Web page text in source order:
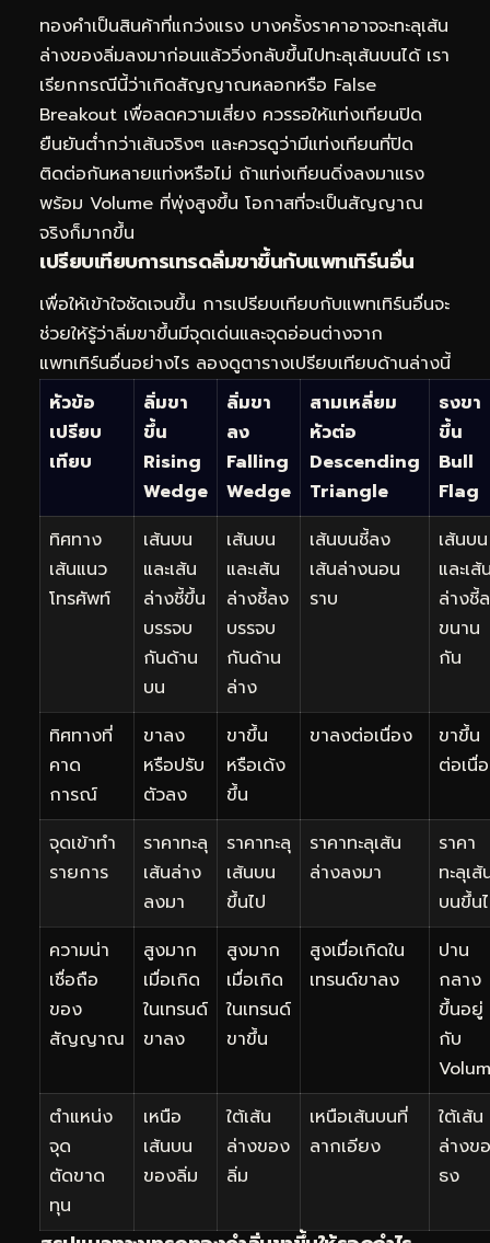
ทองคำเป็นสินค้าที่แกว่งแรง บางครั้งราคาอาจจะทะลุเส้น
ล่างของลิ่มลงมาก่อนแล้ววิ่งกลับขึ้นไปทะลุเส้นบนได้ เรา
เรียกกรณีนี้ว่าเกิดสัญญาณหลอกหรือ False
Breakout เพื่อลดความเสี่ยง ควรรอให้แท่งเทียนปิด
ยืนยันต่ำกว่าเส้นจริงๆ และควรดูว่ามีแท่งเทียนที่ปิด
ติดต่อกันหลายแท่งหรือไม่ ถ้าแท่งเทียนดิ่งลงมาแรง
พร้อม Volume ที่พุ่งสูงขึ้น โอกาสที่จะเป็นสัญญาณ
จริงก็มากขึ้น
เปรียบเทียบการเทรดลิ่มขาขึ้นกับแพทเทิร์นอื่น
เพื่อให้เข้าใจชัดเจนขึ้น การเปรียบเทียบกับแพทเทิร์นอื่นจะ
ช่วยให้รู้ว่าลิ่มขาขึ้นมีจุดเด่นและจุดอ่อนต่างจาก
แพทเทิร์นอื่นอย่างไร ลองดูตารางเปรียบเทียบด้านล่างนี้
หัวข้อ
เปรียบ
เทียบ
ลิ่มขา
ขึ้น
Rising
Wedge
ลิ่มขา
ลง
Falling
Wedge
สามเหลี่ยม
หัวต่อ
Descending
Triangle
ธงขา
ขึ้น
Bull
Flag
ทิศทาง
เส้นแนว
โทรศัพท์
เส้นบน
และเส้น
ล่างชี้ขึ้น
บรรจบ
กันด้าน
บน
เส้นบน
และเส้น
ล่างชี้ลง
บรรจบ
กันด้าน
ล่าง
เส้นบนชี้ลง
เส้นล่างนอน
ราบ
เส้นบน
และเส้
ล่างชี้
ขนาน
กัน
ทิศทางที่
คาด
การณ์
ขาลง
หรือปรับ
ตัวลง
ขาขึ้น
หรือเด้ง
ขึ้น
ขาลงต่อเนื่อง
ขาขึ้น
ต่อเนื่
จุดเข้าทำ
รายการ
ราคาทะลุ
เส้นล่าง
ลงมา
ราคาทะลุ
เส้นบน
ขึ้นไป
ราคาทะลุเส้น
ล่างลงมา
ราคา
ทะลุเส้
บนขึ้น
ความน่า
เชื่อถือ
ของ
สัญญาณ
สูงมาก
เมื่อเกิด
ในเทรนด์
ขาลง
สูงมาก
เมื่อเกิด
ในเทรนด์
ขาขึ้น
สูงเมื่อเกิดใน
เทรนด์ขาลง
ปาน
กลาง
ขึ้นอยู่
กับ
ตำแหน่ง
จุด
ตัดขาด
ทุน
เหนือ
เส้นบน
ของลิ่ม
ใต้เส้น
ล่างของ
ลิ่ม
เหนือเส้นบนที่
ลากเอียง
ใต้เส้น
ล่างข
ธง